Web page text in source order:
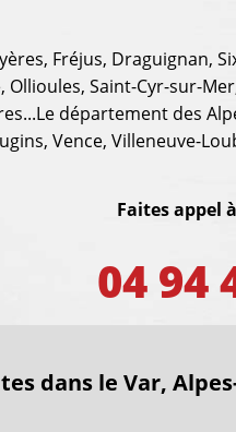
Fréjus, Draguignan,
Saint-Cyr-sur-
département des
Vence, Villeneuve-
Faites appel
04 94
dans le Var,